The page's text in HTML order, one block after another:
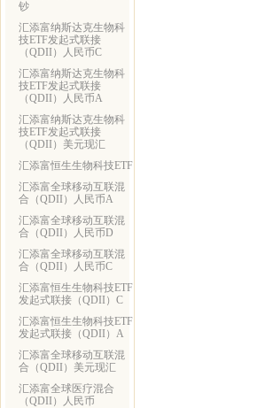
钞
汇添富纳斯达克生物科
技ETF发起式联接
（QDII）人民币C
汇添富纳斯达克生物科
技ETF发起式联接
（QDII）人民币A
汇添富纳斯达克生物科
技ETF发起式联接
（QDII）美元现汇
汇添富恒生生物科技ETF
汇添富全球移动互联混
合（QDII）人民币A
汇添富全球移动互联混
合（QDII）人民币D
汇添富全球移动互联混
合（QDII）人民币C
汇添富恒生生物科技ETF
发起式联接（QDII）C
汇添富恒生生物科技ETF
发起式联接（QDII）A
汇添富全球移动互联混
合（QDII）美元现汇
汇添富全球医疗混合
（QDII）人民币